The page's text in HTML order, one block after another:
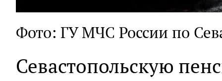
Фото: ГУ МЧС России по
Севастопольскую